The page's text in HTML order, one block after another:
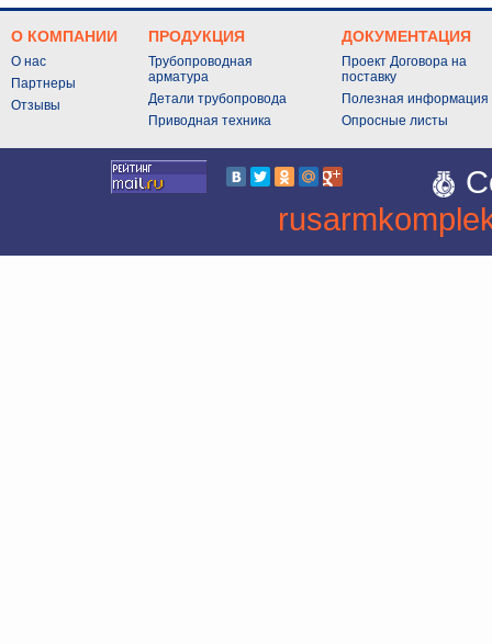
О КОМПАНИИ
О нас
Партнеры
Отзывы
ПРОДУКЦИЯ
Трубопроводная
арматура
Детали трубопровода
Приводная техника
ДОКУМЕНТАЦИЯ
Проект Договора на
поставку
Полезная информация
Опросные листы